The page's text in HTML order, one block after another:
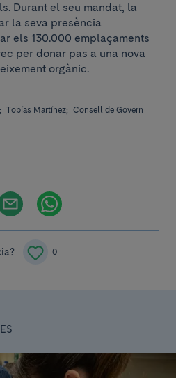
Durant el seu mandat, la
la seva presència
els 130.000 emplaçaments
per donar pas a una nova
orgànic.
Tobías Martínez; Consell de Govern
0